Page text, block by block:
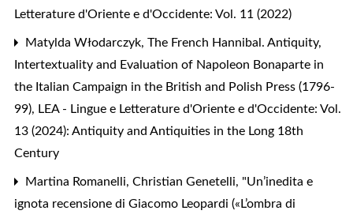
Letterature d'Oriente e d'Occidente: Vol. 11 (2022)
Matylda Włodarczyk, The French Hannibal. Antiquity,
Intertextuality and Evaluation of Napoleon Bonaparte in
the Italian Campaign in the British and Polish Press (1796-
99), LEA - Lingue e Letterature d'Oriente e d'Occidente: Vol.
13 (2024): Antiquity and Antiquities in the Long 18th
Century
Martina Romanelli, Christian Genetelli, "Un’inedita e
ignota recensione di Giacomo Leopardi («L’ombra di